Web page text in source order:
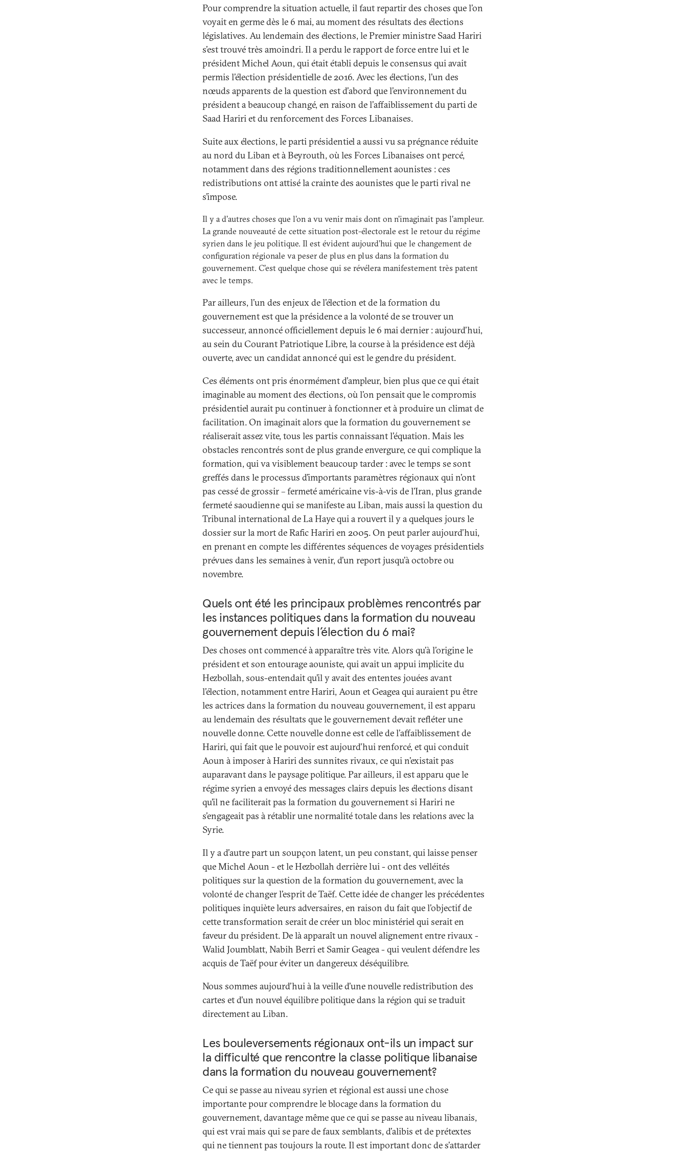
Pour comprendre la situation actuelle, il faut repartir des choses que l’on
voyait en germe dès le 6 mai, au moment des résultats des élections
législatives. Au lendemain des élections, le Premier ministre Saad Hariri
s’est trouvé très amoindri. Il a perdu le rapport de force entre lui et le
président Michel Aoun, qui était établi depuis le consensus qui avait
permis l’élection présidentielle de 2016. Avec les élections, l’un des
nœuds apparents de la question est d’abord que l’environnement du
président a beaucoup changé, en raison de l’affaiblissement du parti de
Saad Hariri et du renforcement des Forces Libanaises.
Suite aux élections, le parti présidentiel a aussi vu sa prégnance réduite
au nord du Liban et à Beyrouth, où les Forces Libanaises ont percé,
notamment dans des régions traditionnellement aounistes : ces
redistributions ont attisé la crainte des aounistes que le parti rival ne
s’impose.
Il y a d’autres choses que l’on a vu venir mais dont on n’imaginait pas l’ampleur.
La grande nouveauté de cette situation post-électorale est le retour du régime
syrien dans le jeu politique. Il est évident aujourd’hui que le changement de
configuration régionale va peser de plus en plus dans la formation du
gouvernement. C’est quelque chose qui se révélera manifestement très patent
avec le temps.
Par ailleurs, l’un des enjeux de l’élection et de la formation du
gouvernement est que la présidence a la volonté de se trouver un
successeur, annoncé officiellement depuis le 6 mai dernier : aujourd’hui,
au sein du Courant Patriotique Libre, la course à la présidence est déjà
ouverte, avec un candidat annoncé qui est le gendre du président.
Ces éléments ont pris énormément d’ampleur, bien plus que ce qui était
imaginable au moment des élections, où l’on pensait que le compromis
présidentiel aurait pu continuer à fonctionner et à produire un climat de
facilitation. On imaginait alors que la formation du gouvernement se
réaliserait assez vite, tous les partis connaissant l’équation. Mais les
obstacles rencontrés sont de plus grande envergure, ce qui complique la
formation, qui va visiblement beaucoup tarder : avec le temps se sont
greffés dans le processus d’importants paramètres régionaux qui n’ont
pas cessé de grossir – fermeté américaine vis-à-vis de l’Iran, plus grande
fermeté saoudienne qui se manifeste au Liban, mais aussi la question du
Tribunal international de La Haye qui a rouvert il y a quelques jours le
dossier sur la mort de Rafic Hariri en 2005. On peut parler aujourd’hui,
en prenant en compte les différentes séquences de voyages présidentiels
prévues dans les semaines à venir, d’un report jusqu’à octobre ou
novembre.
Quels ont été les principaux problèmes rencontrés par
les instances politiques dans la formation du nouveau
gouvernement depuis l’élection du 6 mai?
Des choses ont commencé à apparaître très vite. Alors qu’à l’origine le
président et son entourage aouniste, qui avait un appui implicite du
Hezbollah, sous-entendait qu’il y avait des ententes jouées avant
l’élection, notamment entre Hariri, Aoun et Geagea qui auraient pu être
les actrices dans la formation du nouveau gouvernement, il est apparu
au lendemain des résultats que le gouvernement devait refléter une
nouvelle donne. Cette nouvelle donne est celle de l’affaiblissement de
Hariri, qui fait que le pouvoir est aujourd’hui renforcé, et qui conduit
Aoun à imposer à Hariri des sunnites rivaux, ce qui n’existait pas
auparavant dans le paysage politique. Par ailleurs, il est apparu que le
régime syrien a envoyé des messages clairs depuis les élections disant
qu’il ne faciliterait pas la formation du gouvernement si Hariri ne
s’engageait pas à rétablir une normalité totale dans les relations avec la
Syrie.
Il y a d’autre part un soupçon latent, un peu constant, qui laisse penser
que Michel Aoun - et le Hezbollah derrière lui - ont des velléités
politiques sur la question de la formation du gouvernement, avec la
volonté de changer l’esprit de Taëf. Cette idée de changer les précédentes
politiques inquiète leurs adversaires, en raison du fait que l’objectif de
cette transformation serait de créer un bloc ministériel qui serait en
faveur du président. De là apparaît un nouvel alignement entre rivaux -
Walid Joumblatt, Nabih Berri et Samir Geagea - qui veulent défendre les
acquis de Taëf pour éviter un dangereux déséquilibre.
Nous sommes aujourd’hui à la veille d’une nouvelle redistribution des
cartes et d’un nouvel équilibre politique dans la région qui se traduit
directement au Liban.
Les bouleversements régionaux ont-ils un impact sur
la difficulté que rencontre la classe politique libanaise
dans la formation du nouveau gouvernement?
Ce qui se passe au niveau syrien et régional est aussi une chose
importante pour comprendre le blocage dans la formation du
gouvernement, davantage même que ce qui se passe au niveau libanais,
qui est vrai mais qui se pare de faux semblants, d’alibis et de prétextes
qui ne tiennent pas toujours la route. Il est important donc de s’attarder